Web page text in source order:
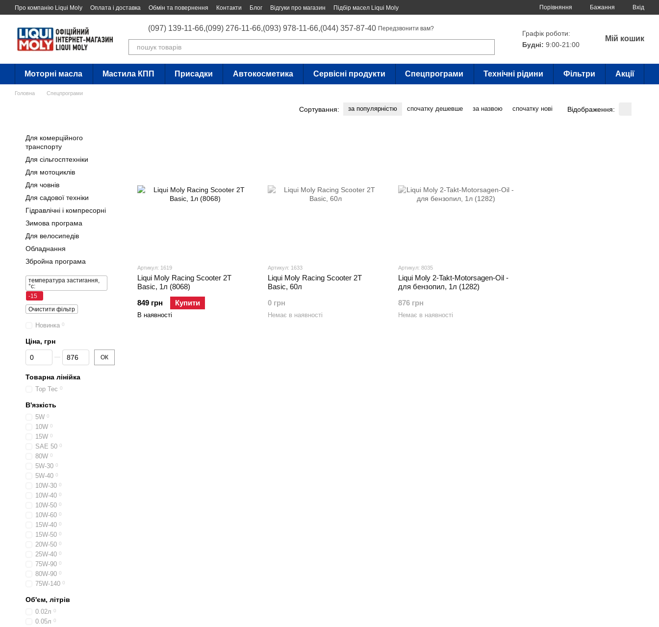
Перейти до основного контенту
Про компанію Liqui Moly Оплата і доставка Обмін та повернення Контакти Блог Відгуки про магазин Підбір масел Liqui Moly Порівняння Бажання Вхід
(097) 139-11-66,(099) 276-11-66,(093) 978-11-66,(044) 357-87-40 Передзвонити вам?
Графік роботи:
Будні: 9:00-21:00
Мій кошик
Моторні масла Мастила КПП Присадки Автокосметика Сервісні продукти Спецпрограми Технічні рідини Фільтри Акції
Головна Спецпрограми
Сортування: за популярністю спочатку дешевше за назвою спочатку нові Відображення:
Артикул: 1619
Liqui Moly Racing Scooter 2T
Basic, 1л (8068)
849 грн
Купити
В наявності
Артикул: 1633
Liqui Moly Racing Scooter 2T
Basic, 60л
0 грн
Немає в наявності
Артикул: 8035
Liqui Moly 2-Takt-Motorsagen-Oil -
для бензопил, 1л (1282)
876 грн
Немає в наявності
Для комерційного
транспорту
Для сільгосптехніки
Для мотоциклів
Для човнів
Для садової техніки
Гідравлічні і компресорні
Зимова програма
Для велосипедів
Обладнання
Збройна програма
температура застигання,
°c:
-15
Очистити фільтр
Новинка 0
Ціна, грн
Від Ціна, грн
До Ціна, грн ОК
Товарна лінійка
Top Tec 0
В'язкість
5W 0
10W 0
15W 0
SAE 50 0
80W 0
5W-30 0
5W-40 0
10W-30 0
10W-40 0
10W-50 0
10W-60 0
15W-40 0
15W-50 0
20W-50 0
25W-40 0
75W-90 0
80W-90 0
75W-140 0
Об'єм, літрів
0.02л 0
0.05л 0